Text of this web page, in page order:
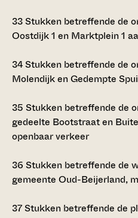
33Stukken betreffende de
Oostdijk 1 en Marktplein 1
34Stukken betreffende de
Molendijk en Gedempte
35 Stukken betreffende de
gedeelte Bootstraat en
openbaar verkeer
36 Stukken betreffende de
gemeente Oud-Beijerland,
37Stukken betreffende de